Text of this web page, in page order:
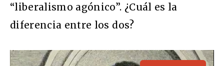
“liberalismo agónico”. ¿Cuál es la
diferencia entre los dos?